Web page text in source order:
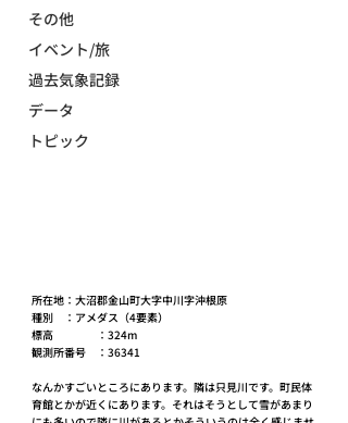
その他
イベント/旅
過去気象記録
データ
トピック
所在地：大沼郡金山町大字中川字沖根原
種別　：アメダス（4要素）
標高　　　　：324m
観測所番号　：36341
なんかすごいところにあります。隣は只見川です。町民体
育館とかが近くにあります。それはそうとして雪があまり